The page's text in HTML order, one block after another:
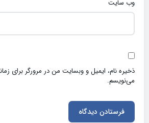
وب‌ سایت
ذخیره نام، ایمیل و وبسایت من در مرورگر برای
می‌نویسم.